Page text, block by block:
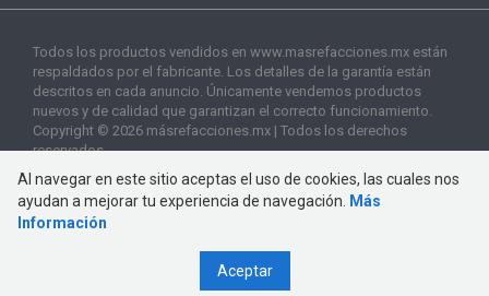
Todos los productos vendidos en www.masrefacciones.mx están
respaldados por el fabricante. Los detalles de la garantía están
descritos en cada anuncio. Únicamente vendemos productos
nuevos y de calidad que garantizan el correcto funcionamiento.
Copyright © 2026 másrefacciones.mx | Todos los derechos
reservados
Al navegar en este sitio aceptas el uso de cookies, las cuales nos
ayudan a mejorar tu experiencia de navegación.
Más
Información
Aceptar